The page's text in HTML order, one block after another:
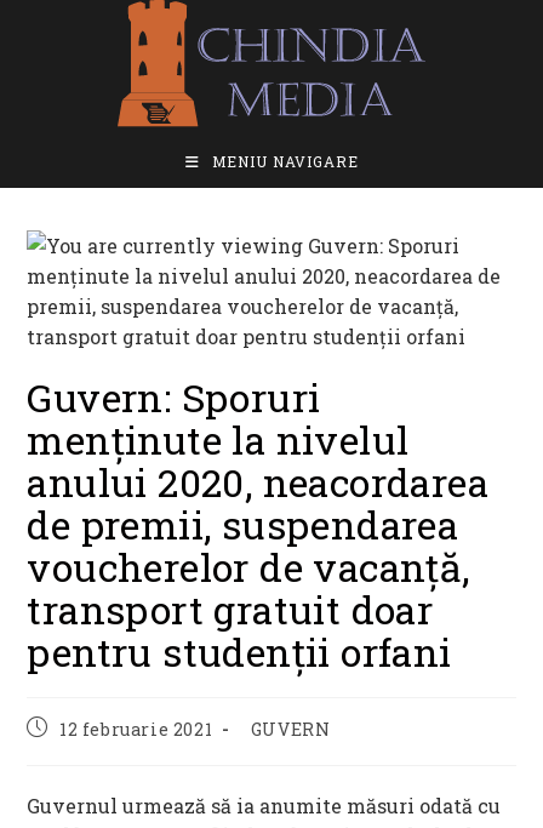
MENIU NAVIGARE
Guvern: Sporuri
menținute la nivelul
anului 2020, neacordarea
de premii, suspendarea
voucherelor de vacanță,
transport gratuit doar
pentru studenții orfani
Post12 februarie 2021
Post
GUVERN
Guvernul urmează să ia anumite măsuri odată cu